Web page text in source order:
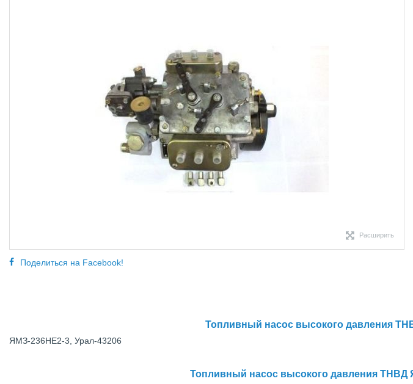
Расширить
Поделиться на Facebook!
Топливный насос высокого давления
ЯМЗ-236НЕ2-3, Урал-43206
Топливный насос высокого давления ТНВД